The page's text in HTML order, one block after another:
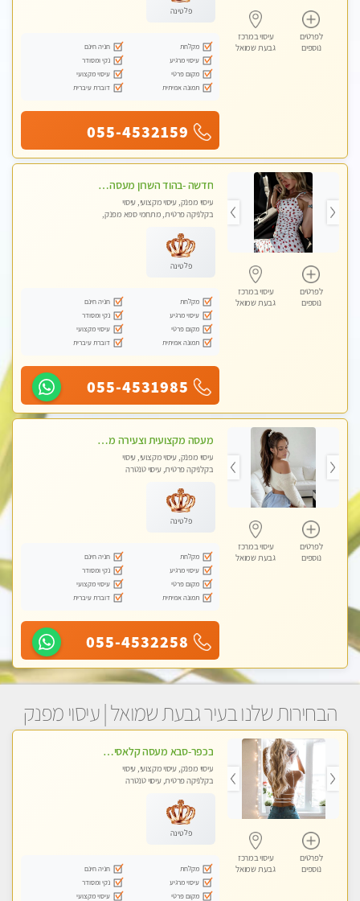
לפרטים
נוספים
עיסוי במרכז
גבעת שמואל
פלטינה
מקלחת
חניה חינם
עיסוי מרגיע
נקי ומסודר
מקום פרטי
עיסוי מקצועי
תמונה אמיתית
דוברת עיברית
055-4532159
לפרטים
נוספים
עיסוי במרכז
גבעת שמואל
חדשה -בהוד השרון מעסה איכותית מפנקת ומקצועית לעיסוי חלומי .....
עיסוי מפנק, עיסוי מקצועי, עיסוי
בקלניקה פרטית, מתחמי ספא מפנק,
פלטינה
מקלחת
חניה חינם
עיסוי מרגיע
נקי ומסודר
מקום פרטי
עיסוי מקצועי
תמונה אמיתית
דוברת עיברית
055-4531985
לפרטים
נוספים
עיסוי במרכז
גבעת שמואל
מעסה מקצועית וצעירה מוזמן לחוויה בלתי נשכחת! מומלץ לחלוטין! כל סוגי העיסויים מעסה מקצועית ואיכותית פרטי!!!
עיסוי מפנק, עיסוי מקצועי, עיסוי
בקלניקה פרטית, עיסוי טנטרה
פלטינה
מקלחת
חניה חינם
עיסוי מרגיע
נקי ומסודר
מקום פרטי
עיסוי מקצועי
תמונה אמיתית
דוברת עיברית
055-4532258
הבחירות שלנו בעיר גבעת שמואל | עיסוי מפנק
לפרטים
נוספים
עיסוי במרכז
גבעת שמואל
בכפר-סבא מעסה קלאסית ומפנקת. . highly recommended..new in the city
עיסוי מפנק, עיסוי מקצועי, עיסוי
בקלניקה פרטית, עיסוי טנטרה
פלטינה
מקלחת
חניה חינם
עיסוי מרגיע
נקי ומסודר
מקום פרטי
עיסוי מקצועי